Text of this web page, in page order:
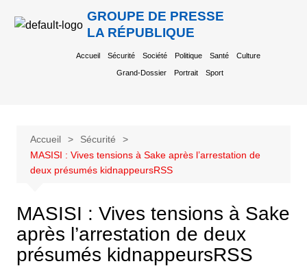
GROUPE DE PRESSE
LA RÉPUBLIQUE
Accueil Sécurité Société Politique Santé Culture
Grand-Dossier Portrait Sport
Accueil
Sécurité
MASISI : Vives tensions à Sake après l’arrestation de
deux présumés kidnappeursRSS
MASISI : Vives tensions à Sake
après l’arrestation de deux
présumés kidnappeursRSS